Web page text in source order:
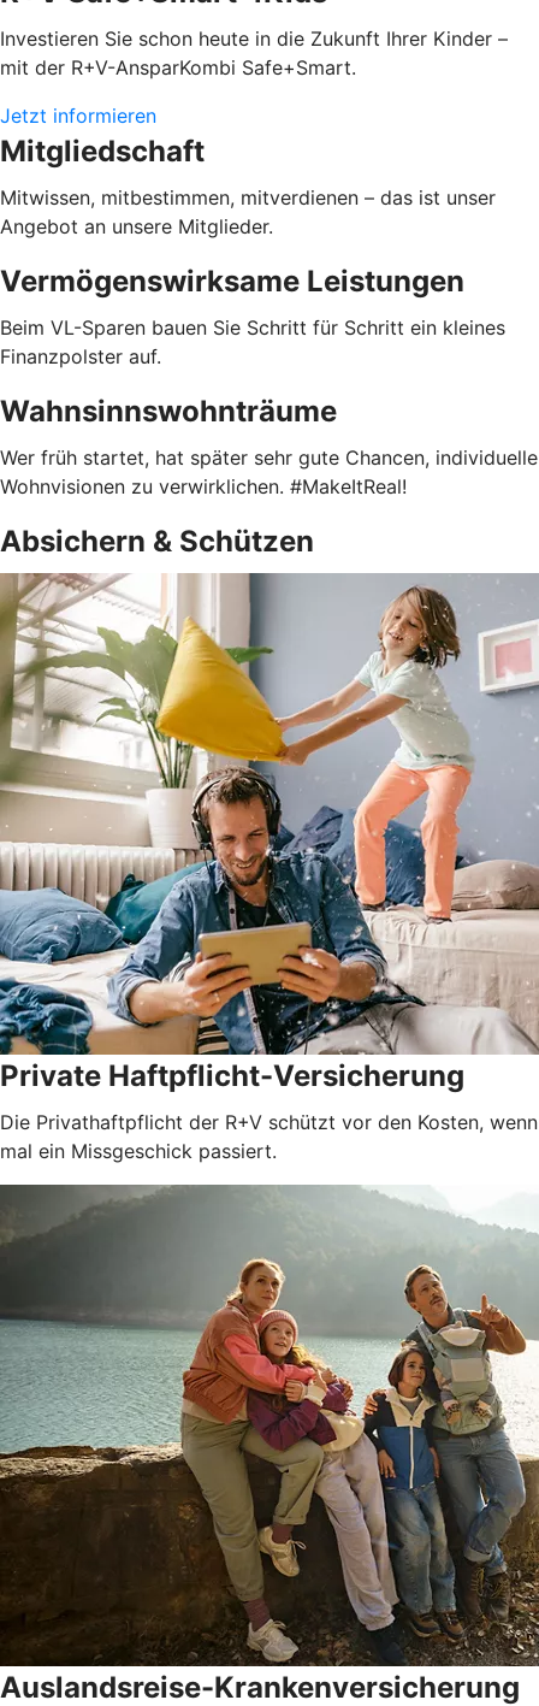
Investieren Sie schon heute in die Zukunft Ihrer Kinder –
mit der R+V-AnsparKombi Safe+Smart.
Jetzt informieren
Mitgliedschaft
Mitwissen, mitbestimmen, mitverdienen – das ist unser
Angebot an unsere Mitglieder.
Vermögenswirksame Leistungen
Beim VL-Sparen bauen Sie Schritt für Schritt ein kleines
Finanzpolster auf.
Wahnsinnswohnträume
Wer früh startet, hat später sehr gute Chancen, individuelle
Wohnvisionen zu verwirklichen. #MakeItReal!
Absichern & Schützen
Private Haftpflicht-Versicherung
Die Privathaftpflicht der R+V schützt vor den Kosten, wenn
mal ein Missgeschick passiert.
Auslandsreise-Krankenversicherung